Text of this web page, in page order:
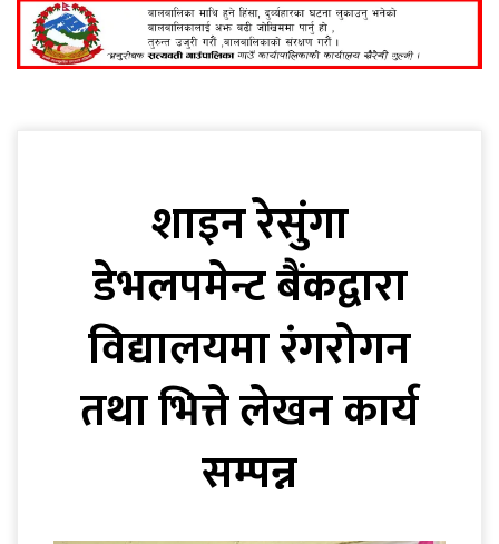
शाइन रेसुंगा
डेभलपमेन्ट बैंकद्वारा
विद्यालयमा रंगरोगन
तथा भित्ते लेखन कार्य
सम्पन्न